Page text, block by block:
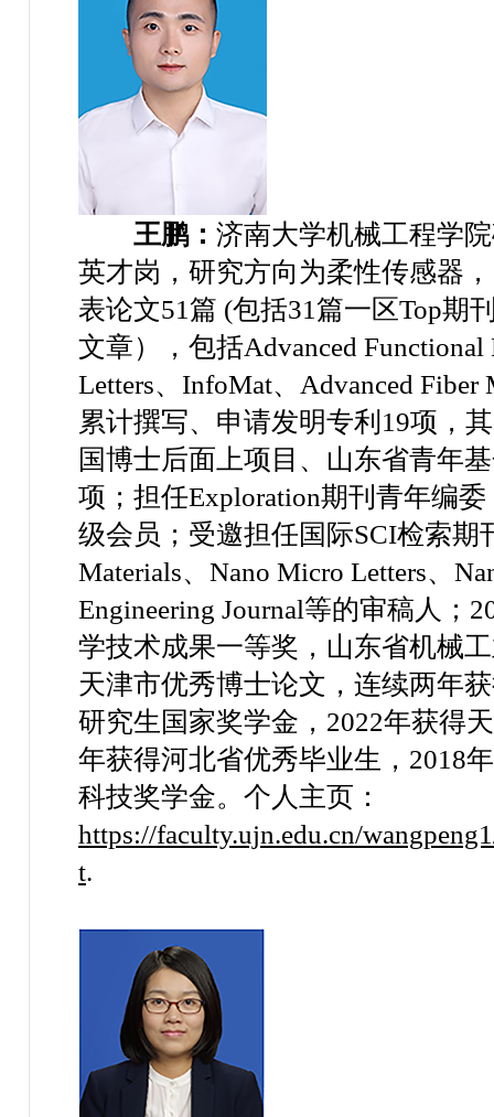
王鹏： 济南大学机械工程学
英才岗，研究方向为柔性传感器
表论文51篇 (包括31篇一区Top期
文章），包括Advanced Functional
Letters、 InfoMat、 Advanced Fiber
累计撰写、申请发明专利 19项，
国博士后面上项目、山东省青年
项； 担任Exploration期刊青年编
级会员；受邀担任国际SCI检索期
Materials、 Nano Micro Letters、
Engineering Journal等的审稿人；
学技术成果一等奖， 山东省机械
天津市优秀博士论文， 连续两年
研究生国家奖学金， 2022年获得
年获得河北省优秀毕业生， 2018
科技奖学金。个人主页：
https://faculty.ujn.edu.cn/
t.